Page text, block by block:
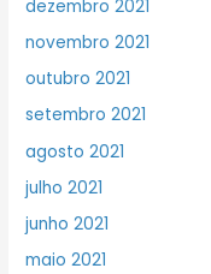
dezembro 2021
novembro 2021
outubro 2021
setembro 2021
agosto 2021
julho 2021
junho 2021
maio 2021